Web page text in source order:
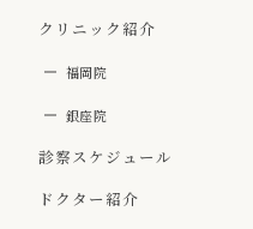
クリニック紹介
福岡院
銀座院
診察スケジュール
ドクター紹介